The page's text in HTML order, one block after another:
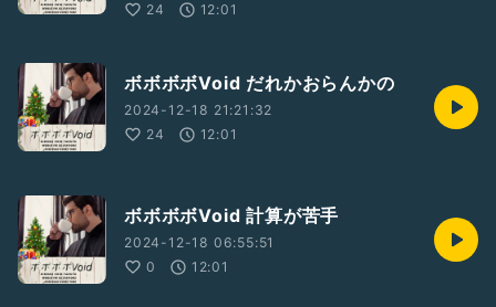
24
12:01
ボボボボVoid だれかおらんかの
2024-12-18 21:21:32
24
12:01
ボボボボVoid 計算が苦手
2024-12-18 06:55:51
0
12:01